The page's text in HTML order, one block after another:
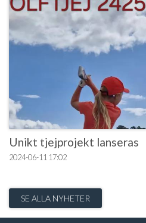
Unikt tjejprojekt lanseras
2024-06-11 17:02
SE ALLA NYHETER